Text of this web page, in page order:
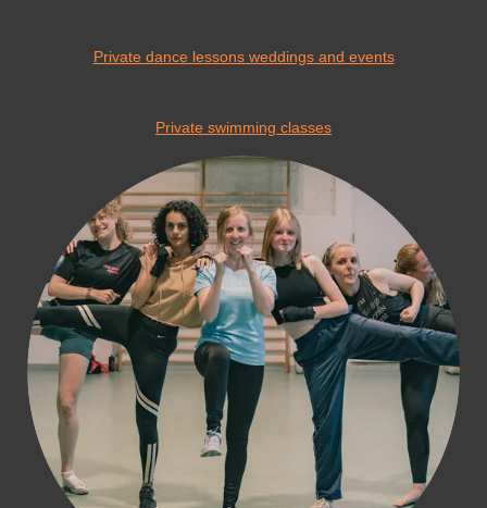
Private dance lessons weddings and events
Private swimming classes